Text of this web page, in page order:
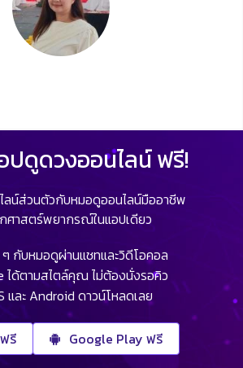
ปดูดวงออนไลน์ ฟรี!
ลน์ส่วนตัวกับหมอดูออนไลน์มืออาชีพ
ศาสตร์พยากรณ์ในแอปเดียว
กับหมอดูผ่านแชทและวิดีโอคอล
ได้ตามสไตล์คุณ ไม่ต้องนั่งรอคิว
และ Android ดาวน์โหลดเลย
รี Google Play ฟรี